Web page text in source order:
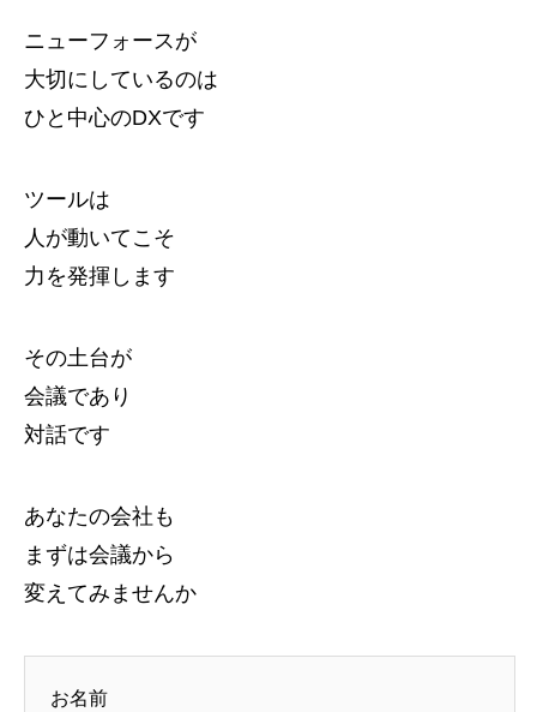
ニューフォースが
大切にしているのは
ひと中心のDXです
ツールは
人が動いてこそ
力を発揮します
その土台が
会議であり
対話です
あなたの会社も
まずは会議から
変えてみませんか
お名前